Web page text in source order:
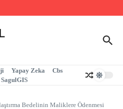
Yapay Zeka
Cbs
SagulGIS
Bedelinin Maliklere Ödenmesi